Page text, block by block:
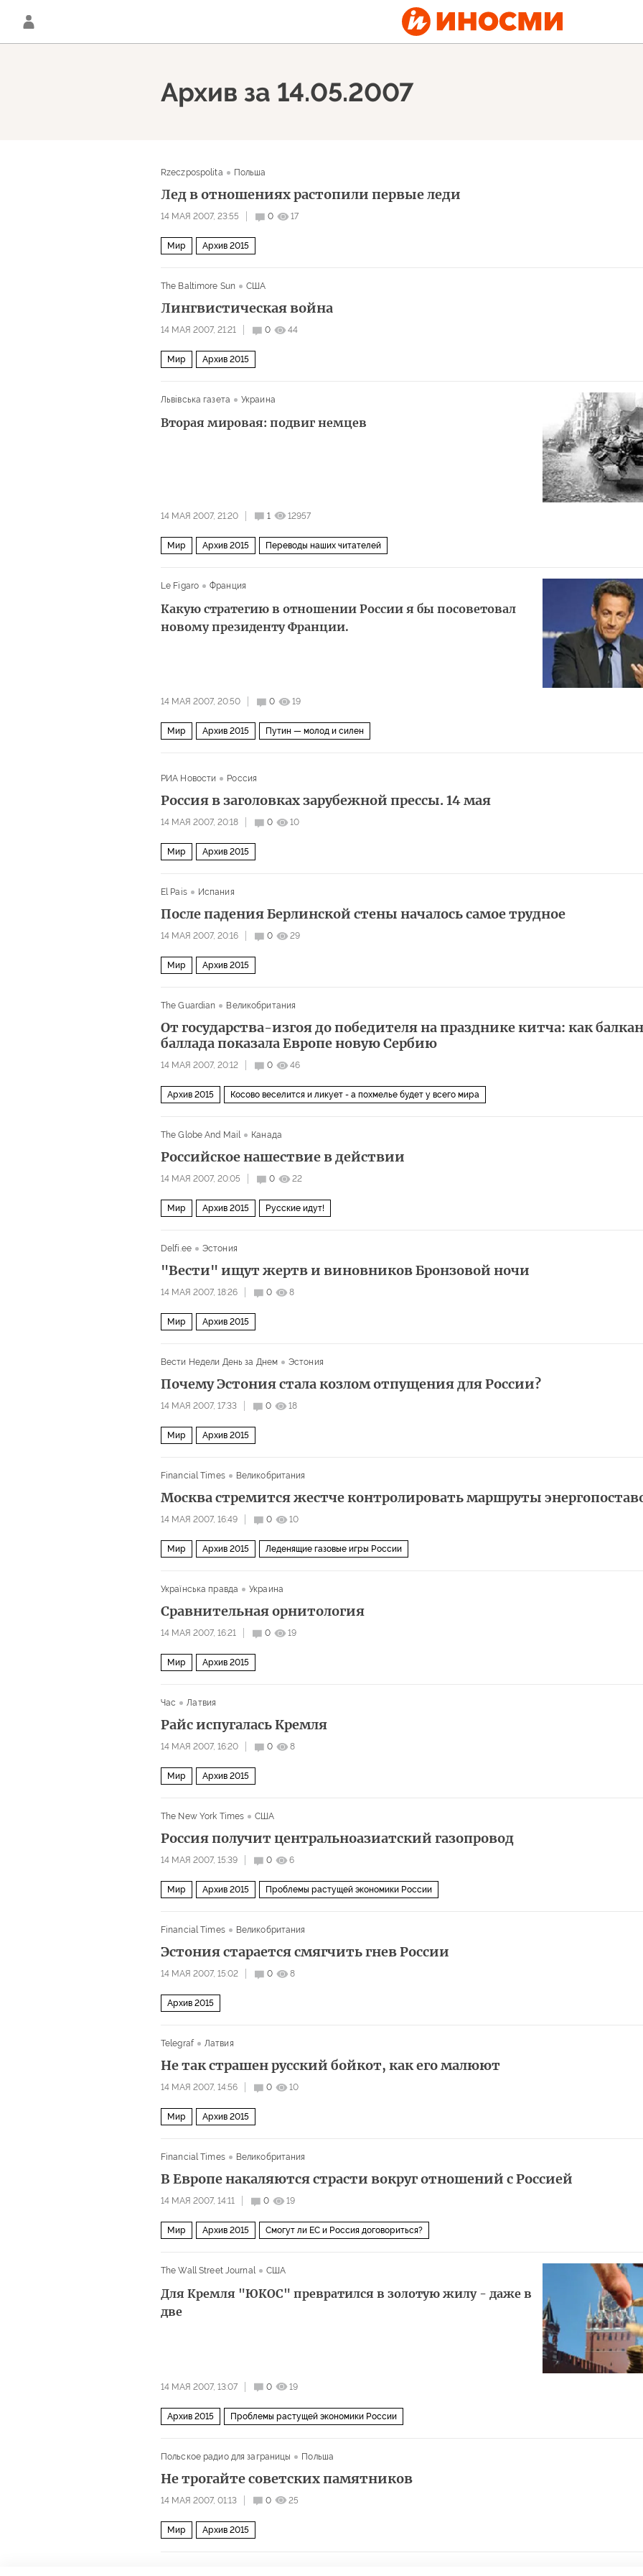
Архив за 14.05.2007
Rzeczpospolita Польша
Лед в отношениях растопили первые леди
14 МАЯ 2007, 23:55 0 17
Мир Архив 2015
The Baltimore Sun США
Лингвистическая война
14 МАЯ 2007, 21:21 0 44
Мир Архив 2015
Львiвська газета Украина
Вторая мировая: подвиг немцев
14 МАЯ 2007, 21:20 1 12957
Мир Архив 2015 Переводы наших читателей
Le Figaro Франция
Какую стратегию в отношении России я бы посоветовал
новому президенту Франции.
14 МАЯ 2007, 20:50 0 19
Мир Архив 2015 Путин — молод и силен
РИА Новости Россия
Россия в заголовках зарубежной прессы. 14 мая
14 МАЯ 2007, 20:18 0 10
Мир Архив 2015
El Pais Испания
После падения Берлинской стены началось самое трудное
14 МАЯ 2007, 20:16 0 29
Мир Архив 2015
The Guardian Великобритания
От государства-изгоя до победителя на празднике китча: как
баллада показала Европе новую Сербию
14 МАЯ 2007, 20:12 0 46
Архив 2015 Косово веселится и ликует - а похмелье будет у всего мира
The Globe And Mail Канада
Российское нашествие в действии
14 МАЯ 2007, 20:05 0 22
Мир Архив 2015 Русские идут!
Delfi.ee Эстония
"Вести" ищут жертв и виновников Бронзовой ночи
14 МАЯ 2007, 18:26 0 8
Мир Архив 2015
Вести Недели День за Днем Эстония
Почему Эстония стала козлом отпущения для России?
14 МАЯ 2007, 17:33 0 18
Мир Архив 2015
Financial Times Великобритания
Москва стремится жестче контролировать маршруты
14 МАЯ 2007, 16:49 0 10
Мир Архив 2015 Леденящие газовые игры России
Українська правда Украина
Сравнительная орнитология
14 МАЯ 2007, 16:21 0 19
Мир Архив 2015
Час Латвия
Райс испугалась Кремля
14 МАЯ 2007, 16:20 0 8
Мир Архив 2015
The New York Times США
Россия получит центральноазиатский газопровод
14 МАЯ 2007, 15:39 0 6
Мир Архив 2015 Проблемы растущей экономики России
Financial Times Великобритания
Эстония старается смягчить гнев России
14 МАЯ 2007, 15:02 0 8
Архив 2015
Telegraf Латвия
Не так страшен русский бойкот, как его малюют
14 МАЯ 2007, 14:56 0 10
Мир Архив 2015
Financial Times Великобритания
В Европе накаляются страсти вокруг отношений с Россией
14 МАЯ 2007, 14:11 0 19
Мир Архив 2015 Смогут ли ЕС и Россия договориться?
The Wall Street Journal США
Для Кремля "ЮКОС" превратился в золотую жилу - даже в
две
14 МАЯ 2007, 13:07 0 19
Архив 2015 Проблемы растущей экономики России
Польское радио для заграницы Польша
Не трогайте советских памятников
14 МАЯ 2007, 01:13 0 25
Мир Архив 2015